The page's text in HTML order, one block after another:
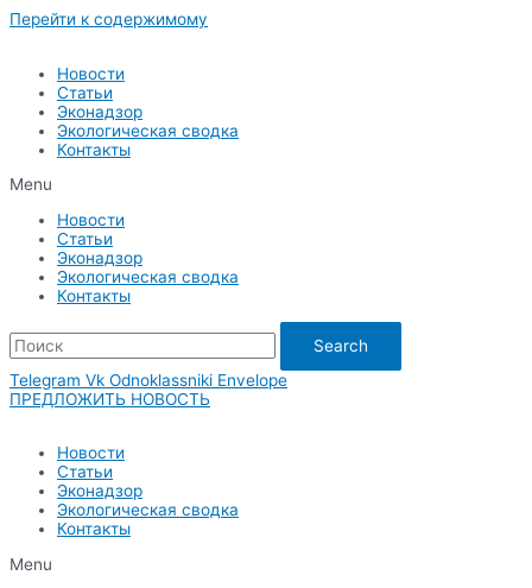
Перейти к содержимому
Новости
Статьи
Эконадзор
Экологическая сводка
Контакты
Menu
Новости
Статьи
Эконадзор
Экологическая сводка
Контакты
Search
Telegram Vk Odnoklassniki Envelope
ПРЕДЛОЖИТЬ НОВОСТЬ
Новости
Статьи
Эконадзор
Экологическая сводка
Контакты
Menu